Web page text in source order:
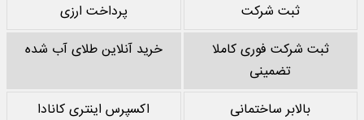
ثبت شرکت
پرداخت ارزی
ثبت شرکت فوری کاملا
تضمینی
خرید آنلاین طلای آب شده
بالابر ساختمانی اکسپرس اینتری کانادا